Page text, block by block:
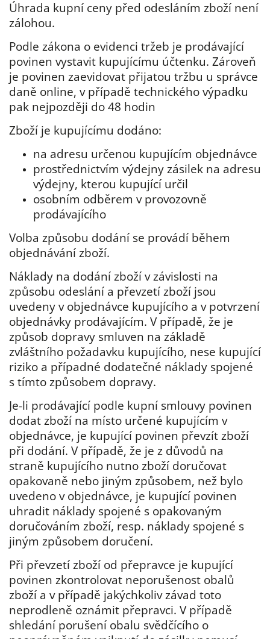
Úhrada kupní ceny před odesláním zboží není
zálohou.
Podle zákona o evidenci tržeb je prodávající
povinen vystavit kupujícímu účtenku. Zároveň
je povinen zaevidovat přijatou tržbu u správce
daně online, v případě technického výpadku
pak nejpozději do 48 hodin
Zboží je kupujícímu dodáno:
na adresu určenou kupujícím objednávce
prostřednictvím výdejny zásilek na adresu
výdejny, kterou kupující určil
osobním odběrem v provozovně
prodávajícího
Volba způsobu dodání se provádí během
objednávání zboží.
Náklady na dodání zboží v závislosti na
způsobu odeslání a převzetí zboží jsou
uvedeny v objednávce kupujícího a v potvrzení
objednávky prodávajícím. V případě, že je
způsob dopravy smluven na základě
zvláštního požadavku kupujícího, nese kupující
riziko a případné dodatečné náklady spojené
s tímto způsobem dopravy.
Je-li prodávající podle kupní smlouvy povinen
dodat zboží na místo určené kupujícím v
objednávce, je kupující povinen převzít zboží
při dodání. V případě, že je z důvodů na
straně kupujícího nutno zboží doručovat
opakovaně nebo jiným způsobem, než bylo
uvedeno v objednávce, je kupující povinen
uhradit náklady spojené s opakovaným
doručováním zboží, resp. náklady spojené s
jiným způsobem doručení.
Při převzetí zboží od přepravce je kupující
povinen zkontrolovat neporušenost obalů
zboží a v případě jakýchkoliv závad toto
neprodleně oznámit přepravci. V případě
shledání porušení obalu svědčícího o